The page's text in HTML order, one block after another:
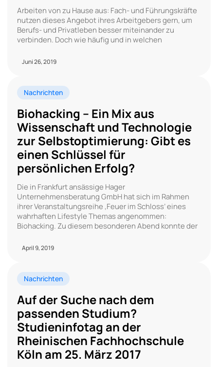
Arbeiten von zu Hause aus: Fach- und Führungskräfte
nutzen dieses Angebot ihres Arbeitgebers gern, um
Berufs- und Privatleben besser miteinander zu
verbinden. Doch wie häufig und in welchen
Juni 26, 2019
Nachrichten
Biohacking – Ein Mix aus
Wissenschaft und Technologie
zur Selbstoptimierung: Gibt es
einen Schlüssel für
persönlichen Erfolg?
Die in Frankfurt ansässige Hager
Unternehmensberatung GmbH hat sich im Rahmen
ihrer Veranstaltungsreihe ‚Feuer im Schloss’ eines
wahrhaften Lifestyle Themas angenommen:
Biohacking. Zu diesem besonderen Abend konnte der
April 9, 2019
Nachrichten
Auf der Suche nach dem
passenden Studium?
Studieninfotag an der
Rheinischen Fachhochschule
Köln am 25. März 2017